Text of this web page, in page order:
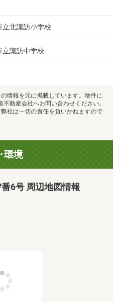
立北諏訪小学校
立諏訪中学校
の情報を元に掲載しています。物件に
動産会社へお問い合わせください。
社は一切の責任を負いかねますので
環境
6号 周辺地図情報